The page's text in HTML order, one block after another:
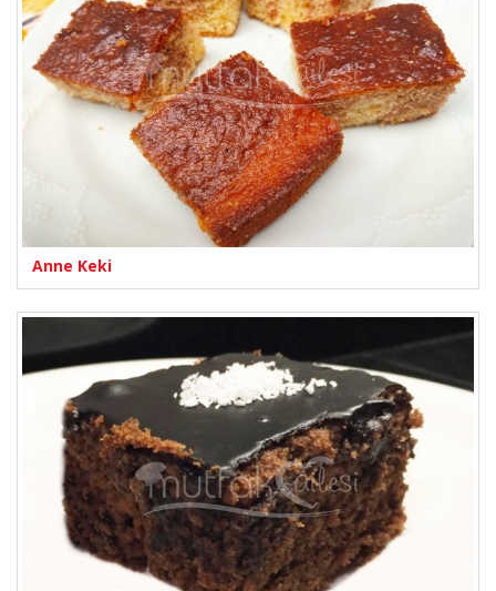
Anne Keki